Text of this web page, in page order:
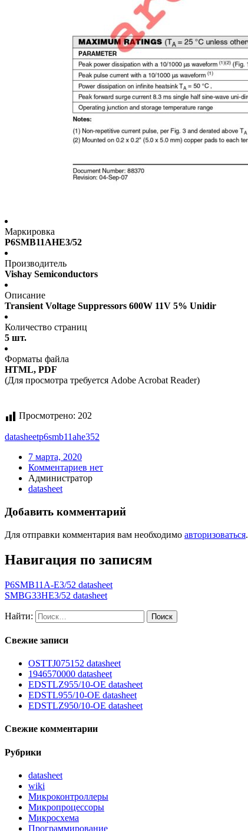
Маркировка
P6SMB11AHE3/52
Производитель
Vishay Semiconductors
Описание
Transient Voltage Suppressors 600W 11V 5% Unidir
Количество страниц
5 шт.
Форматы файла
HTML, PDF
(Для просмотра требуется Adobe Acrobat Reader)
Просмотрено: 202
datasheetp6smb11ahe352
7 марта, 2020
Комментариев нет
Администратор
datasheet
Добавить комментарий
Для отправки комментария вам необходимо авторизоваться.
Навигация по записям
P6SMB11A-E3/52 datasheet
SMBG33HE3/52 datasheet
Найти:
Свежие записи
OSTTJ075152 datasheet
1946570000 datasheet
EDSTLZ955/10-OE datasheet
EDSTL955/10-OE datasheet
EDSTLZ950/10-OE datasheet
Свежие комментарии
Рубрики
datasheet
wiki
Микроконтроллеры
Микропроцессоры
Микросхема
Программирование